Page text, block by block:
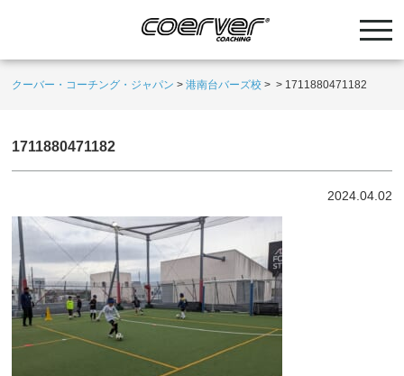
クーバー・コーチング・ジャパン >港南台バーズ校 > > 1711880471182
1711880471182
2024.04.02